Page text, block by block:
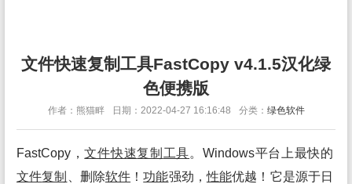
文件快速复制工具FastCopy v4.1.5汉化绿
色便携版
作者：熊猫畔 日期：2022-04-27 16:16:48 分类： 绿色软件
FastCopy，文件快速复制 工具。Windows平台上最快的
文件复制 、删除软件 ！功能强劲，性能优越！它是源于日